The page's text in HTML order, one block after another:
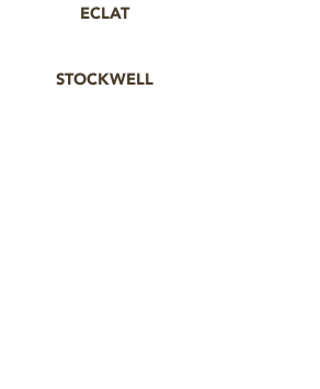
ECLAT
STOCKWELL